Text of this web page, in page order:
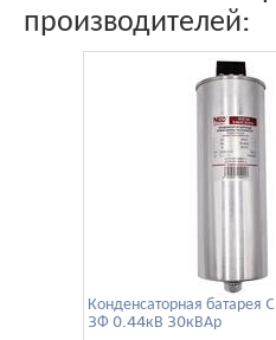
производителей:
Конденсаторная батарея
3Ф 0.44кВ 30кВАр